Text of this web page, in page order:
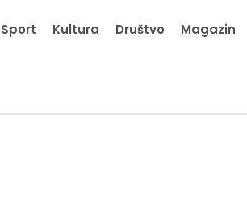
Sport Kultura Društvo Magazin